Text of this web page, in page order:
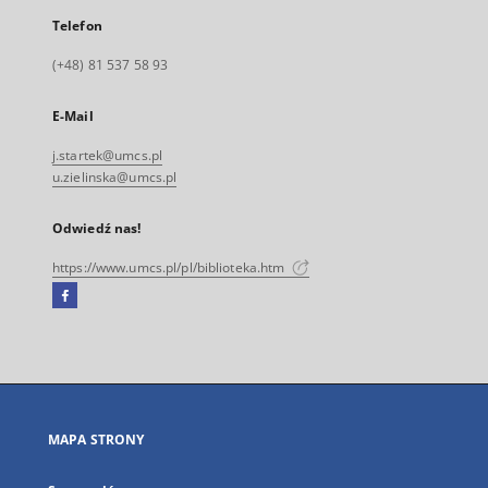
Telefon
(+48) 81 537 58 93
E-Mail
j.startek@umcs.pl
u.zielinska@umcs.pl
Odwiedź nas!
https://www.umcs.pl/pl/biblioteka.htm
Facebook
się
karcie
MAPA STRONY